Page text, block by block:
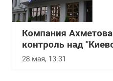
Компания
контроль над
28 мая, 13:31